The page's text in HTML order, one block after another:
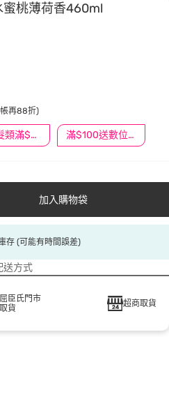
蜜桃薄荷香460ml
民生/髮類滿$388送舒潔冰巾 滿$100送數位印花
再88折)
加入購物袋
存 (可能有時間誤差)
送方式
屈臣氏門市
取貨
超商取貨